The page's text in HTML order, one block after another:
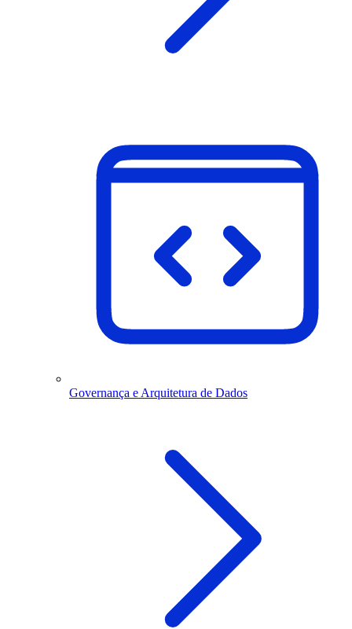
Governança e Arquitetura de Dados